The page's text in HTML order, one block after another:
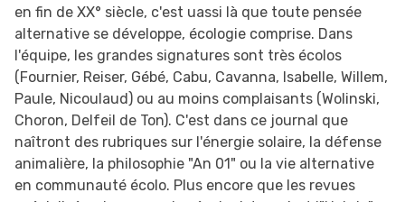
en fin de XX° siècle, c'est uassi là que toute pensée
alternative se développe, écologie comprise. Dans
l'équipe, les grandes signatures sont très écolos
(Fournier, Reiser, Gébé, Cabu, Cavanna, Isabelle, Willem,
Paule, Nicoulaud) ou au moins complaisants (Wolinski,
Choron, Delfeil de Ton). C'est dans ce journal que
naîtront des rubriques sur l'énergie solaire, la défense
animalière, la philosophie "An 01" ou la vie alternative
en communauté écolo. Plus encore que les revues